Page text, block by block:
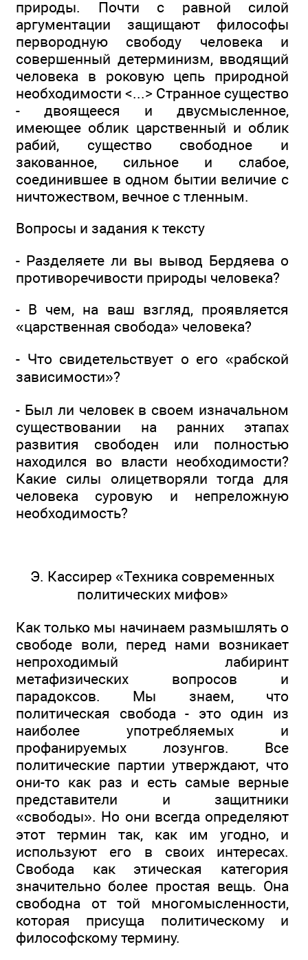
природы. Почти с равной силой
аргументации защищают философы
первородную свободу человека и
совершенный детерминизм, вводящий
человека в роковую цепь природной
необходимости <...> Странное существо
- двоящееся и двусмысленное,
имеющее облик царственный и облик
рабий, существо свободное и
закованное, сильное и слабое,
соединившее в одном бытии величие с
ничтожеством, вечное с тленным.
Вопросы и задания к тексту
- Разделяете ли вы вывод Бердяева о
противоречивости природы человека?
- В чем, на ваш взгляд, проявляется
«царственная свобода» человека?
- Что свидетельствует о его «рабской
зависимости»?
- Был ли человек в своем изначальном
существовании на ранних этапах
развития свободен или полностью
находился во власти необходимости?
Какие силы олицетворяли тогда для
человека суровую и непреложную
необходимость?
Э. Кассирер «Техника современных
политических мифов»
Как только мы начинаем размышлять о
свободе воли, перед нами возникает
непроходимый лабиринт
метафизических вопросов и
парадоксов. Мы знаем, что
политическая свобода - это один из
наиболее употребляемых и
профанируемых лозунгов. Все
политические партии утверждают, что
они-то как раз и есть самые верные
представители и защитники
«свободы». Но они всегда определяют
этот термин так, как им угодно, и
используют его в своих интересах.
Свобода как этическая категория
значительно более простая вещь. Она
свободна от той многомысленности,
которая присуща политическому и
философскому термину.